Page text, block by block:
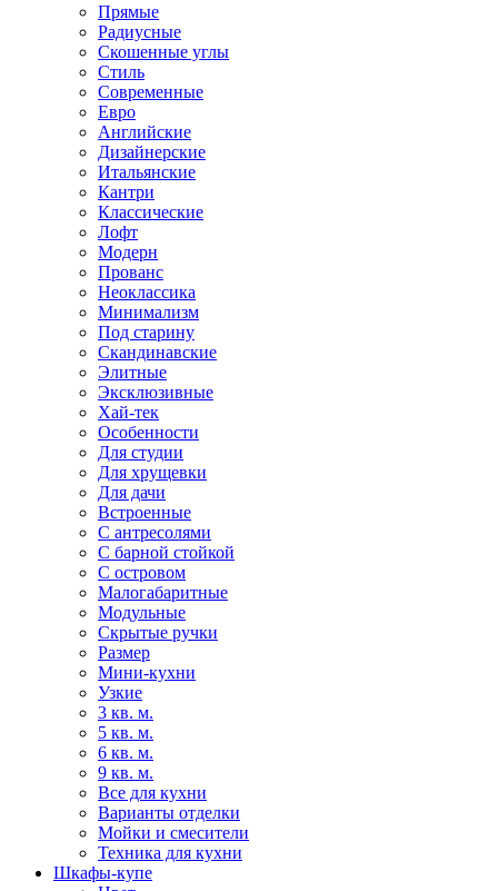
Прямые
Радиусные
Скошенные углы
Стиль
Современные
Евро
Английские
Дизайнерские
Итальянские
Кантри
Классические
Лофт
Модерн
Прованс
Неоклассика
Минимализм
Под старину
Скандинавские
Элитные
Эксклюзивные
Хай-тек
Особенности
Для студии
Для хрущевки
Для дачи
Встроенные
С антресолями
С барной стойкой
С островом
Малогабаритные
Модульные
Скрытые ручки
Размер
Мини-кухни
Узкие
3 кв. м.
5 кв. м.
6 кв. м.
9 кв. м.
Все для кухни
Варианты отделки
Мойки и смесители
Техника для кухни
Шкафы-купе